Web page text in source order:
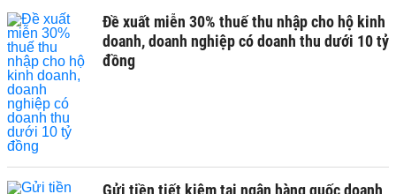
Đề xuất miễn 30% thuế thu nhập cho hộ kinh
doanh, doanh nghiệp có doanh thu dưới 10 tỷ
đồng
Gửi tiền tiết kiệm tại ngân hàng quốc doanh